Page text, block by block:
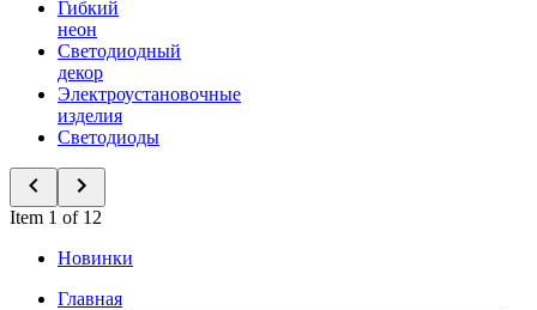
Гибкий
неон
Светодиодный
декор
Электроустановочные
изделия
Светодиоды
Item 1 of 12
Новинки
Главная